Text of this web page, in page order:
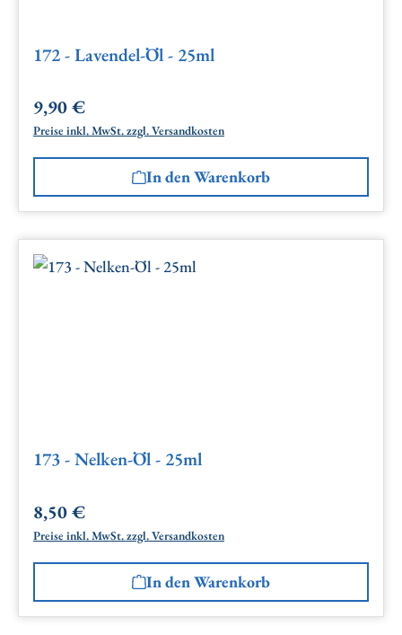
172 - Lavendel-Öl - 25ml
Regulärer Preis:
9,90 €
Preise inkl. MwSt. zzgl. Versandkosten
In den Warenkorb
173 - Nelken-Öl - 25ml
Regulärer Preis:
8,50 €
Preise inkl. MwSt. zzgl. Versandkosten
In den Warenkorb